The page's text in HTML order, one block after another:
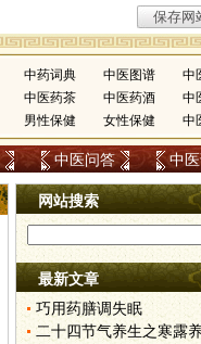
中药词典 中医图谱
中
中医药茶 中医药酒
中
男性保健 女性保健 中
中医问答 中
网站搜索
最新文章
巧用药膳调失眠
二十四节气养生之寒露